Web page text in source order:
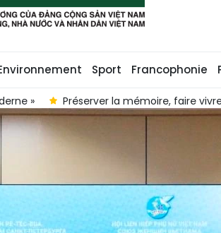
Sport Francophonie
» Préserver la mémoire, faire